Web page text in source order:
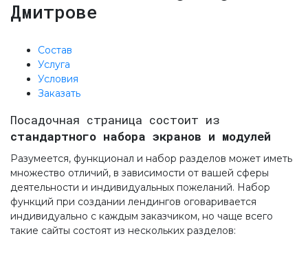
Дмитрове
Состав
Услуга
Условия
Заказать
Посадочная страница состоит из
стандартного набора экранов и модулей
Разумеется, функционал и набор разделов может иметь
множество отличий, в зависимости от вашей сферы
деятельности и индивидуальных пожеланий. Набор
функций при создании лендингов оговаривается
индивидуально с каждым заказчиком, но чаще всего
такие сайты состоят из нескольких разделов: